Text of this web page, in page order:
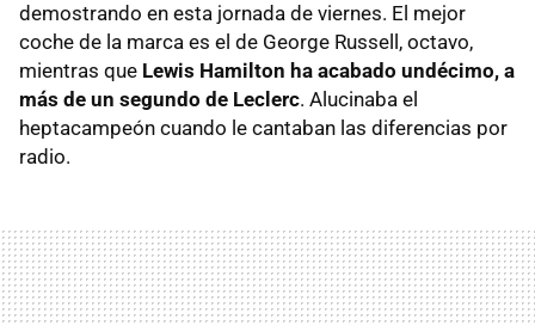
demostrando en esta jornada de viernes. El mejor
coche de la marca es el de George Russell, octavo,
mientras que Lewis Hamilton ha acabado undécimo, a
más de un segundo de Leclerc. Alucinaba el
heptacampeón cuando le cantaban las diferencias por
radio.